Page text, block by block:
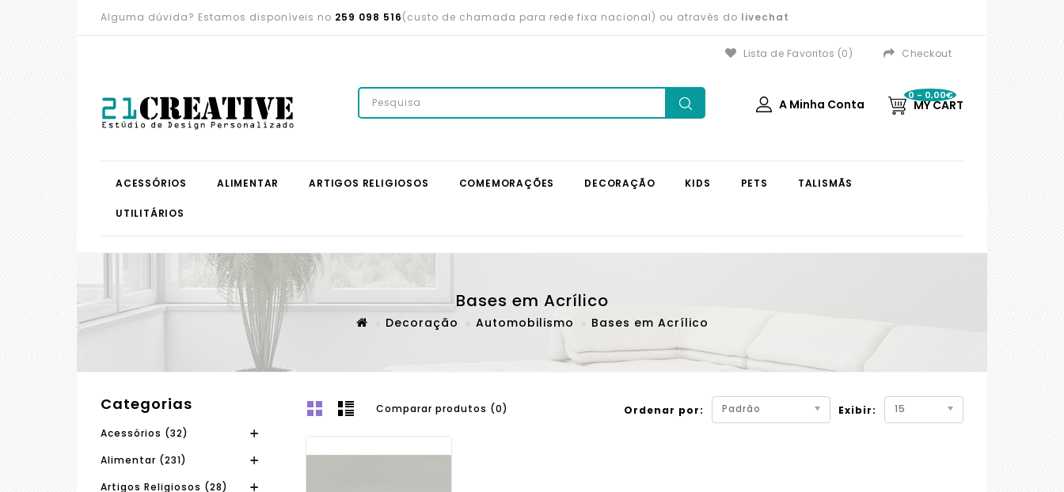
Alguma dúvida? Estamos disponíveis no 259 098 516(custo de chamada para rede fixa nacional) ou através do livechat
Lista de Favoritos (0) Checkout
MY CART
0 - 0,00€
A Minha Conta
ACESSÓRIOS ALIMENTAR ARTIGOS RELIGIOSOS COMEMORAÇÕES DECORAÇÃO KIDS PETS TALISMÃS
UTILITÁRIOS
Bases em Acrílico
Decoração Automobilismo Bases em Acrílico
Categorias
Acessórios (32)
Alimentar (231)
Artigos Religiosos (28)
Comparar produtos (0) Ordenar por: Padrão Exibir: 15